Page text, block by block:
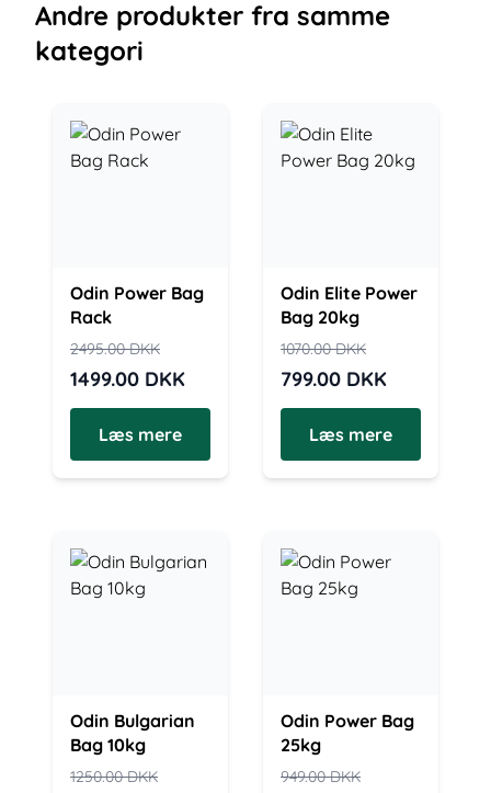
Andre produkter fra samme
kategori
Odin Power Bag
Rack
2495.00DKK
1499.00 DKK
Læs mere
Odin Elite Power
Bag 20kg
1070.00DKK
799.00 DKK
Læs mere
Odin Bulgarian
Bag 10kg
1250.00DKK
Odin Power Bag
25kg
949.00DKK